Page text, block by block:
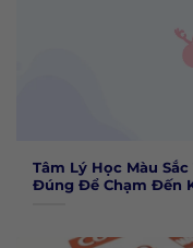
Tâm Lý Học Màu
Đúng Để Chạm Đến